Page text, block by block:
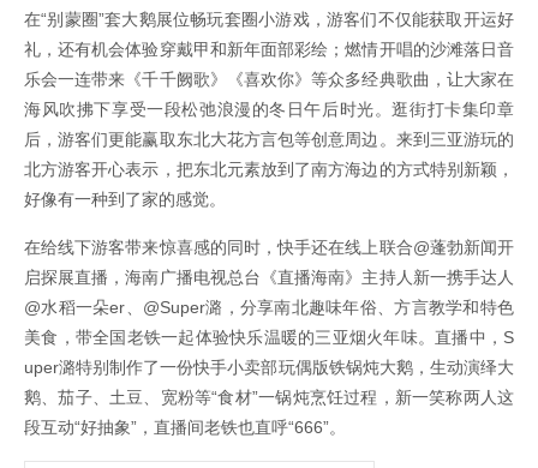
在“别蒙圈”套大鹅展位畅玩套圈小游戏，游客们不仅能获取开运好
礼，还有机会体验穿戴甲和新年面部彩绘；燃情开唱的沙滩落日音
乐会一连带来《千千阙歌》《喜欢你》等众多经典歌曲，让大家在
海风吹拂下享受一段松弛浪漫的冬日午后时光。逛街打卡集印章
后，游客们更能赢取东北大花方言包等创意周边。来到三亚游玩的
北方游客开心表示，把东北元素放到了南方海边的方式特别新颖，
好像有一种到了家的感觉。
在给线下游客带来惊喜感的同时，快手还在线上联合@蓬勃新闻开
启探展直播，海南广播电视总台《直播海南》主持人新一携手达人
@水稻一朵er、@Super潞，分享南北趣味年俗、方言教学和特色
美食，带全国老铁一起体验快乐温暖的三亚烟火年味。直播中，S
uper潞特别制作了一份快手小卖部玩偶版铁锅炖大鹅，生动演绎大
鹅、茄子、土豆、宽粉等“食材”一锅炖烹饪过程，新一笑称两人这
段互动“好抽象”，直播间老铁也直呼“666”。